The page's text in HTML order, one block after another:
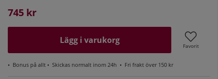
745 kr
Lägg i varukorg
Favorit
• Bonus på allt • Skickas normalt inom 24h • Fri frakt över 150 kr